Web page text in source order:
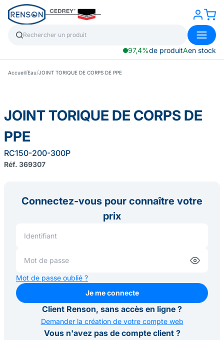
97,4%de produitAen stock
Accueil/Eau/JOINT TORIQUE DE CORPS DE PPE
JOINT TORIQUE DE CORPS DE
PPE
RC150-200-300P
Réf. 369307
Connectez-vous pour connaître votre
prix
Mot de passe oublié ?
Je me connecte
Je me connecte
Client Renson, sans accès en ligne ?
Demander la création de votre compte web
Vous n'avez pas de compte client ?